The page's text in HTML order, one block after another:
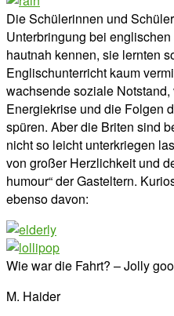
Die Schülerinnen und
Unterbringung bei
hautnah kennen, sie lernten
Englischunterricht kaum
wachsende soziale
Energiekrise und die Folgen
spüren. Aber die Briten sind
nicht so leicht unterkriegen
von großer Herzlichkeit und
humour“ der Gasteltern.
ebenso davon:
Wie war die Fahrt? – Jolly
M. Haider